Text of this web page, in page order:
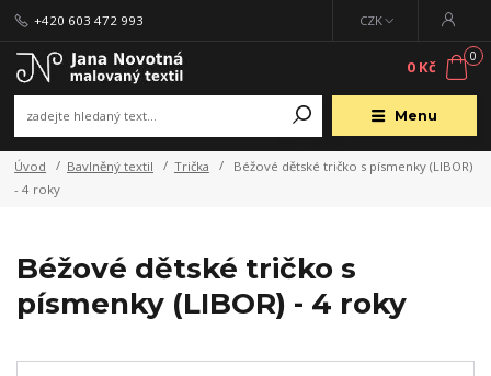
Menu
CZK
+420 603 472 993
0
0 Kč
Úvod Bavlněný textil Trička
Béžové dětské tričko s písmenky (LIBOR)
- 4 roky
Béžové dětské tričko s
písmenky (LIBOR) - 4 roky